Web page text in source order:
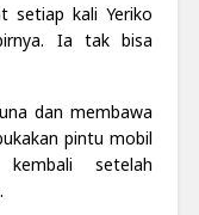
setiap kali Yeriko
Ia tak bisa
dan membawa
pintu mobil
setelah